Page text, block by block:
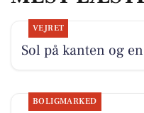
VEJRET
Sol på kanten og
BOLIGMARKED